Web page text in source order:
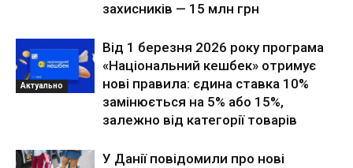
захисників — 15 млн грн
Актуально
Від 1 березня 2026 року програма
«Національний кешбек» отримує
нові правила: єдина ставка 10%
замінюється на 5% або 15%,
залежно від категорії товарів
У Данії повідомили про нові